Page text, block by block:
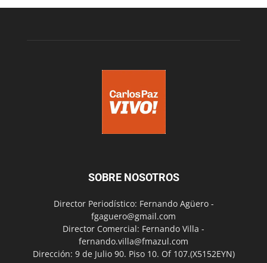
SOBRE NOSOTROS
Director Periodístico: Fernando Agüero -
fgaguero@gmail.com
Director Comercial: Fernando Villa -
fernando.villa@fmazul.com
Dirección: 9 de Julio 90. Piso 10. Of 107.(X5152EYN)